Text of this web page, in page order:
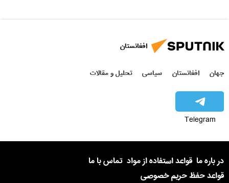
افغانستان
جهان افغانستان سیاسی تحلیل و مقالات
Telegram
در باره ما قواعد استفاده از مواد تماس با ما
قواعد حفظ حریم خصوصی